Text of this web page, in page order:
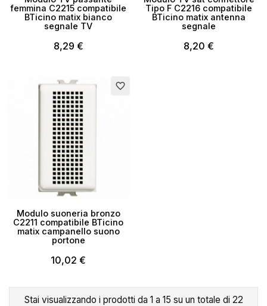
femmina C2215 compatibile
BTicino matix bianco
segnale TV
8,29 €
Tipo F C2216 compatibile
BTicino matix antenna
segnale
8,20 €
favorite_border
Modulo suoneria bronzo
C2211 compatibile BTicino
matix campanello suono
portone
10,02 €
Stai visualizzando i prodotti da 1 a 15 su un totale di 22